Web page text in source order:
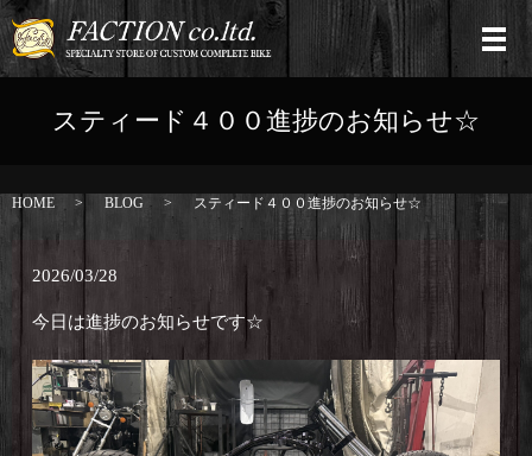
スティード４００進捗のお知らせ☆
HOME BLOG スティード４００進捗のお知らせ☆
2026/03/28
今日は進捗のお知らせです☆